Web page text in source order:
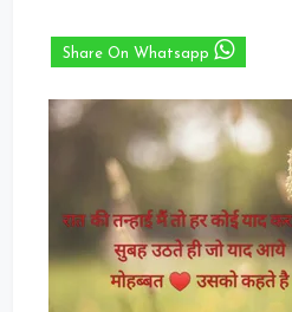
Share On Whatsapp